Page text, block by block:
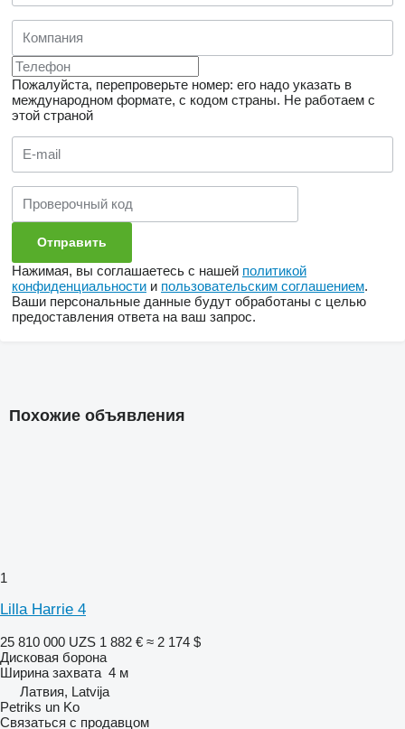
Пожалуйста, перепроверьте номер: его надо указать в
международном формате, с кодом страны. Не работаем с
этой страной
Нажимая, вы соглашаетесь с нашей политикой
конфиденциальности и пользовательским соглашением.
Ваши персональные данные будут обработаны с целью
предоставления ответа на ваш запрос.
Похожие объявления
1
Lilla Harrie 4
25 810 000 UZS 1 882 € ≈ 2 174 $
Дисковая борона
Ширина захвата 4 м
Латвия, Latvija
Petriks un Ko
Связаться с продавцом